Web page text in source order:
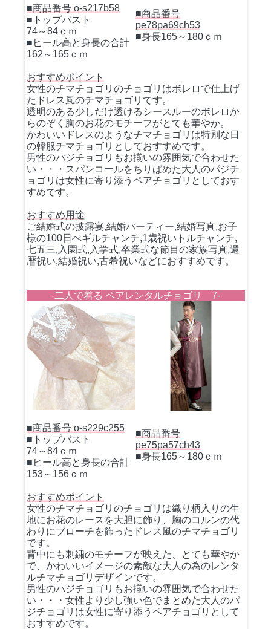
■商品番号 o-s217b58
■トップバスト
74～84ｃｍ
■ヒール高と身長の合計
162～165ｃｍ
■商品番号
pe78pa69ch53
■身長165～180ｃｍ
おすすめポイント
女性のチマチョゴリのチョゴリはボレロで仕上げ
たドレス風のチマチョゴリです。
透明のある少しだけ透けるシースルーのボレロか
らのぞく胸のお花のモチーフがとても華やか。
かわいいドレスのようなチマチョゴリは特別な日
の韓服チマチョゴリとしておすすめです。
男性のパジチョゴリもお揃いの雰囲気で合わせた
い・・・スパンコールをちりばめた大人のパジチ
ョゴリは女性に寄り添うペアチョゴリとしておす
すめです。
おすすめ用途
ご結婚式の披露宴,結婚パーティー,結婚写真,お子
様の100日ぺギルチャンチ,1歳祝いトルチャンチ,
七五三,入園式,入学式,卒業式な節目の家族写真,還
暦祝い,結婚祝い,古希祝いなどにおすすめです。
-二人で着る ペアレンタルチョゴリ 7-
■商品番号 o-s229c255
■トップバスト
74～84ｃｍ
■ヒール高と身長の合計
153～156ｃｍ
■商品番号
pe75pa57ch43
■身長165～180ｃｍ
おすすめポイント
女性のチマチョゴリのチョゴリは織り柄入りの生
地にお花のレースを大胆に飾り、胸のコルンの代
わりにブローチを飾ったドレス風のチマチョゴリ
です。
背中にも刺繍のモチーフが映えた、とても華やか
で、かわいいイメージの素敵な大人の為のレンタ
ルチマチョゴリデザインです。
男性のパジチョゴリもお揃いの雰囲気で合わせた
い・・・女性より少し強い色でまとめた大人のパ
ジチョゴリは女性に寄り添うペアチョゴリとして
おすすめです。